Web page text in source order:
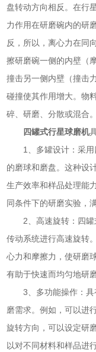
盘转动方向相反。在行
力作用在研磨碗内的研
反，所以，离心力在同
擦研磨碗一侧的内壁（
撞击另一侧内壁（撞击
碰撞使其作用增大。物
碎、研磨、分散或混合。
四罐式行星球磨机
1、多罐设计：采用
的磨球和磨盘。这种设
生产效率和样品处理能
同条件下的研磨实验，
2、高速旋转：四罐
传动系统进行高速旋转
心力和摩擦力，使研磨
有助于快速而均匀地研
3、多功能操作：具
磨需求。例如，可以进
旋转方向，可以设定研
以对不同材料和样品进